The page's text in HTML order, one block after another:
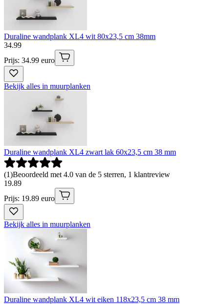
Duraline wandplank XL4 wit 80x23,5 cm 38mm
34.99
Prijs: 34.99 euro
Bekijk alles in muurplanken
Duraline wandplank XL4 zwart lak 60x23,5 cm 38 mm
(1)Beoordeeld met 4.0 van de 5 sterren, 1 klantreview
19.89
Prijs: 19.89 euro
Bekijk alles in muurplanken
Duraline wandplank XL4 wit eiken 118x23,5 cm 38 mm